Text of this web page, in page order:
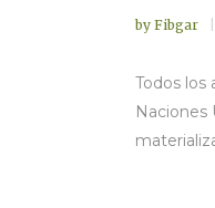
by Fibgar
Todos los
Naciones